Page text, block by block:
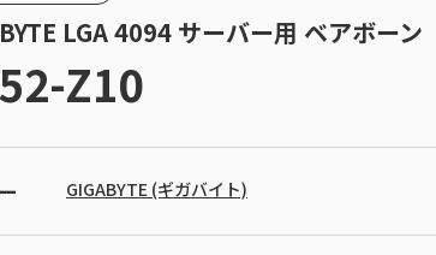
LGA 4094 サーバー用 ベアボーン
Z10
GIGABYTE (ギガバイト)